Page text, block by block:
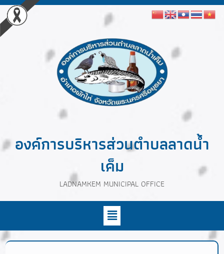
องค์การบริหารส่วนตำบลลาดน้ำ
เค็ม
LADNAMKEM MUNICIPAL OFFICE